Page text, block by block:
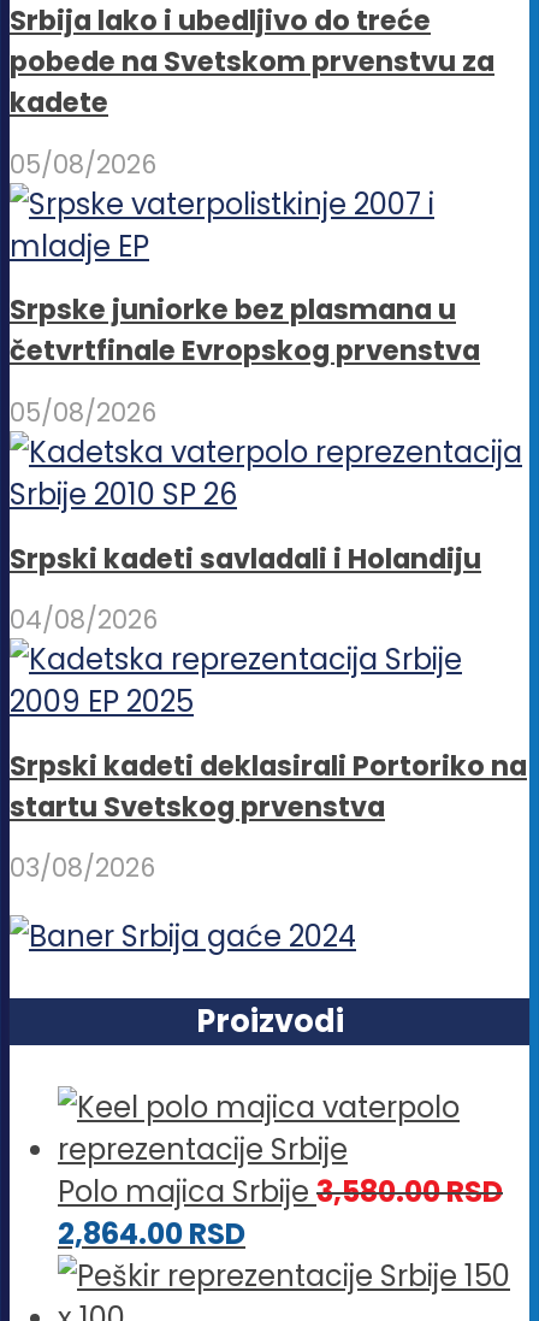
Srbija lako i ubedljivo do treće
pobede na Svetskom prvenstvu za
kadete
05/08/2026
Srpske juniorke bez plasmana u
četvrtfinale Evropskog prvenstva
05/08/2026
Srpski kadeti savladali i Holandiju
04/08/2026
Srpski kadeti deklasirali Portoriko na
startu Svetskog prvenstva
03/08/2026
Proizvodi
Polo majica Srbije 3,580.00RSD
2,864.00RSD